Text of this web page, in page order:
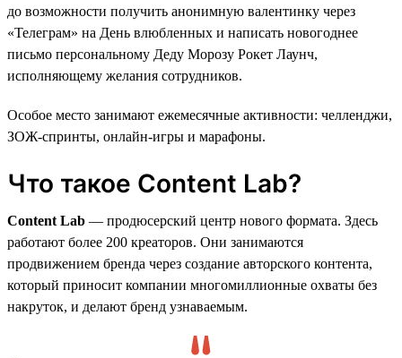
до возможности получить анонимную валентинку через
«Телеграм» на День влюбленных и написать новогоднее
письмо персональному Деду Морозу Рокет Лаунч,
исполняющему желания сотрудников.
Особое место занимают ежемесячные активности: челленджи,
ЗОЖ-спринты, онлайн-игры и марафоны.
Что такое Content Lab?
Content Lab — продюсерский центр нового формата. Здесь
работают более 200 креаторов. Они занимаются
продвижением бренда через создание авторского контента,
который приносит компании многомиллионные охваты без
накруток, и делают бренд узнаваемым.